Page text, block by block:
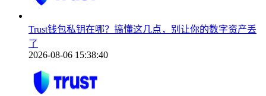
Trust钱包私钥在哪？搞懂这几点，别让你的数字资产丢
了
2026-08-06 15:38:40